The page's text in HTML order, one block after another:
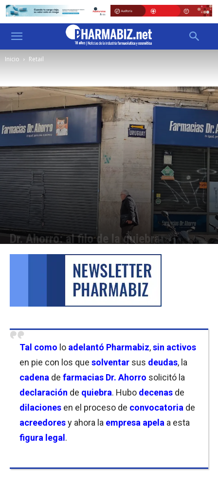
Inicio Retail
Dr. Ahorro: al filo de la quiebra
Por Christian Atance - 26/05/2026 14:30
Tal como lo adelantó Pharmabiz,sin activos
en pie con los que solventar sus deudas, la
cadena de farmacias Dr. Ahorro solicitó la
declaración de quiebra. Hubo decenas de
dilaciones en el proceso de convocatoria de
acreedoresy ahora la empresa apela a esta
figura legal .